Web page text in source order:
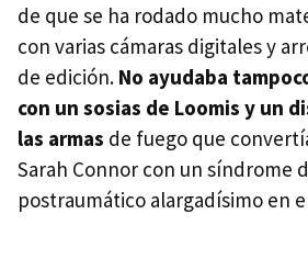
de que se ha rodado mucho
con varias cámaras digitales y
de edición. No ayudaba
con un sosias de Loomis y un
las armas de fuego que
Sarah Connor con un síndrome
postraumático alargadísimo en